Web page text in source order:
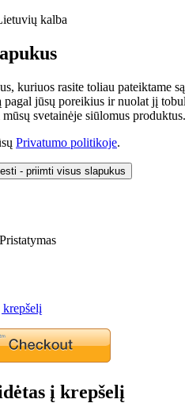
kalba
kuriuos rasite toliau pateiktame
jūsų poreikius ir nuolat jį
svetainėje siūlomus
Privatumo politikoje.
- priimti visus slapukus
Pristatymas
į krepšelį